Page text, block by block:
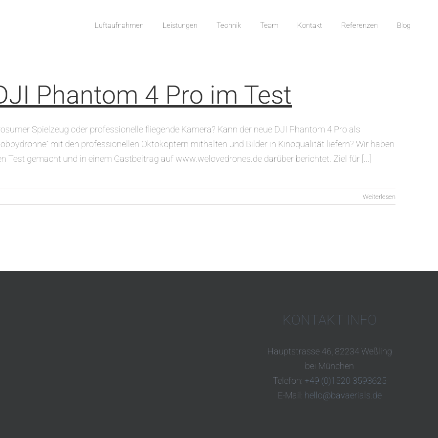
Luftaufnahmen Leistungen Technik Team Kontakt Referenzen Blog
Phantom 4 Pro im Test
Spielzeug oder professionelle fliegende Kamera? Kann der neue DJI Phantom 4 Pro als
mit den professionellen Oktokoptern mithalten und Bilder in Kinoqualität liefern? Wir haben
Test gemacht und in einem Gastbeitrag auf www.welovedrones.de darüber berichtet. Ziel für [...]
Weiterlesen
KONTAKT INFO
Hauptstrasse 46, 82234 Weßling
bei München
Telefon: +49 (0)1520 3593625
E-Mail: hello@bavaerials.de